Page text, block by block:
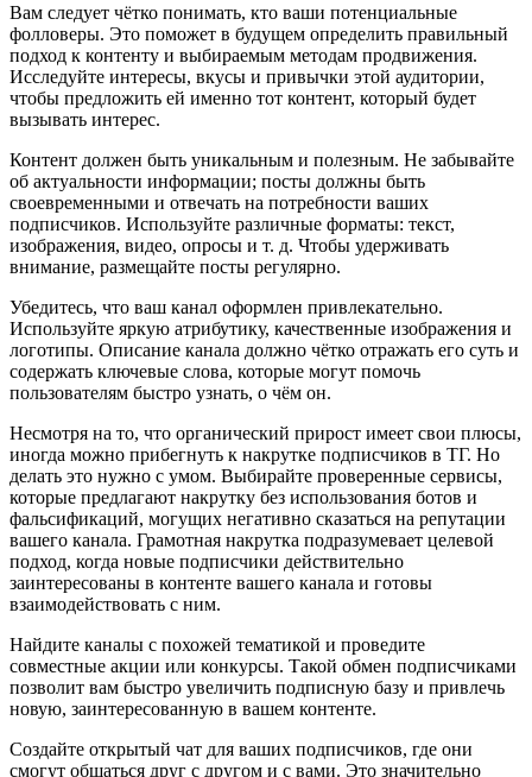
Вам следует чётко понимать, кто ваши потенциальные
фолловеры. Это поможет в будущем определить правильный
подход к контенту и выбираемым методам продвижения.
Исследуйте интересы, вкусы и привычки этой аудитории,
чтобы предложить ей именно тот контент, который будет
вызывать интерес.
Контент должен быть уникальным и полезным. Не забывайте
об актуальности информации; посты должны быть
своевременными и отвечать на потребности ваших
подписчиков. Используйте различные форматы: текст,
изображения, видео, опросы и т. д. Чтобы удерживать
внимание, размещайте посты регулярно.
Убедитесь, что ваш канал оформлен привлекательно.
Используйте яркую атрибутику, качественные изображения и
логотипы. Описание канала должно чётко отражать его суть и
содержать ключевые слова, которые могут помочь
пользователям быстро узнать, о чём он.
Несмотря на то, что органический прирост имеет свои плюсы,
иногда можно прибегнуть к накрутке подписчиков в ТГ. Но
делать это нужно с умом. Выбирайте проверенные сервисы,
которые предлагают накрутку без использования ботов и
фальсификаций, могущих негативно сказаться на репутации
вашего канала. Грамотная накрутка подразумевает целевой
подход, когда новые подписчики действительно
заинтересованы в контенте вашего канала и готовы
взаимодействовать с ним.
Найдите каналы с похожей тематикой и проведите
совместные акции или конкурсы. Такой обмен подписчиками
позволит вам быстро увеличить подписную базу и привлечь
новую, заинтересованную в вашем контенте.
Создайте открытый чат для ваших подписчиков, где они
смогут общаться друг с другом и с вами. Это значительно